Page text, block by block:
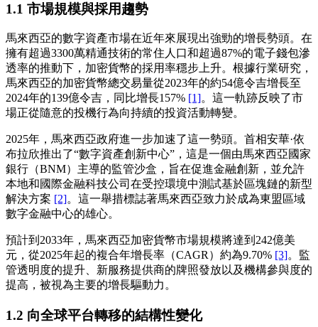
1.1 市場規模與採用趨勢
馬來西亞的數字資產市場在近年來展現出強勁的增長勢頭。在
擁有超過3300萬精通技術的常住人口和超過87%的電子錢包滲
透率的推動下，加密貨幣的採用率穩步上升。根據行業研究，
馬來西亞的加密貨幣總交易量從2023年的約54億令吉增長至
2024年的139億令吉，同比增長157% [1]。這一軌跡反映了市
場正從隨意的投機行為向持續的投資活動轉變。
2025年，馬來西亞政府進一步加速了這一勢頭。首相安華·依
布拉欣推出了“數字資產創新中心”，這是一個由馬來西亞國家
銀行（BNM）主導的監管沙盒，旨在促進金融創新，並允許
本地和國際金融科技公司在受控環境中測試基於區塊鏈的新型
解決方案 [2]。這一舉措標誌著馬來西亞致力於成為東盟區域
數字金融中心的雄心。
預計到2033年，馬來西亞加密貨幣市場規模將達到242億美
元，從2025年起的複合年增長率（CAGR）約為9.70% [3]。監
管透明度的提升、新服務提供商的牌照發放以及機構參與度的
提高，被視為主要的增長驅動力。
1.2 向全球平台轉移的結構性變化